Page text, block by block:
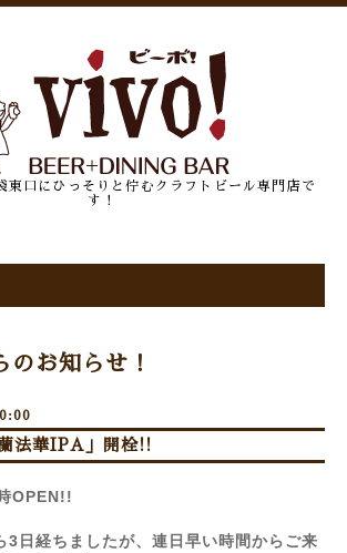
東口にひっそりと佇むクラフトビール専門店で
す！
のお知らせ！
法華IPA」開栓!!
OPEN!!
3日経ちましたが、連日早い時間からご来